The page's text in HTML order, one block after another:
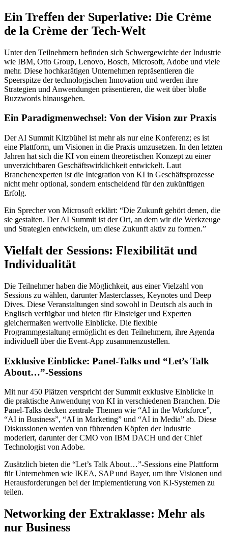
Ein Treffen der Superlative: Die Crème
de la Crème der Tech-Welt
Unter den Teilnehmern befinden sich Schwergewichte der Industrie
wie IBM, Otto Group, Lenovo, Bosch, Microsoft, Adobe und viele
mehr. Diese hochkarätigen Unternehmen repräsentieren die
Speerspitze der technologischen Innovation und werden ihre
Strategien und Anwendungen präsentieren, die weit über bloße
Buzzwords hinausgehen.
Ein Paradigmenwechsel: Von der Vision zur Praxis
Der AI Summit Kitzbühel ist mehr als nur eine Konferenz; es ist
eine Plattform, um Visionen in die Praxis umzusetzen. In den letzten
Jahren hat sich die KI von einem theoretischen Konzept zu einer
unverzichtbaren Geschäftswirklichkeit entwickelt. Laut
Branchenexperten ist die Integration von KI in Geschäftsprozesse
nicht mehr optional, sondern entscheidend für den zukünftigen
Erfolg.
Ein Sprecher von Microsoft erklärt: “Die Zukunft gehört denen, die
sie gestalten. Der AI Summit ist der Ort, an dem wir die Werkzeuge
und Strategien entwickeln, um diese Zukunft aktiv zu formen.”
Vielfalt der Sessions: Flexibilität und
Individualität
Die Teilnehmer haben die Möglichkeit, aus einer Vielzahl von
Sessions zu wählen, darunter Masterclasses, Keynotes und Deep
Dives. Diese Veranstaltungen sind sowohl in Deutsch als auch in
Englisch verfügbar und bieten für Einsteiger und Experten
gleichermaßen wertvolle Einblicke. Die flexible
Programmgestaltung ermöglicht es den Teilnehmern, ihre Agenda
individuell über die Event-App zusammenzustellen.
Exklusive Einblicke: Panel-Talks und “Let’s Talk
About…”-Sessions
Mit nur 450 Plätzen verspricht der Summit exklusive Einblicke in
die praktische Anwendung von KI in verschiedenen Branchen. Die
Panel-Talks decken zentrale Themen wie “AI in the Workforce”,
“AI in Business”, “AI in Marketing” und “AI in Media” ab. Diese
Diskussionen werden von führenden Köpfen der Industrie
moderiert, darunter der CMO von IBM DACH und der Chief
Technologist von Adobe.
Zusätzlich bieten die “Let’s Talk About…”-Sessions eine Plattform
für Unternehmen wie IKEA, SAP und Bayer, um ihre Visionen und
Herausforderungen bei der Implementierung von KI-Systemen zu
teilen.
Networking der Extraklasse: Mehr als
nur Business